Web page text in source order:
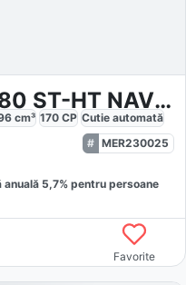
Mercedes-Benz C 180 ST-HT NAVI RWD
cm³ 170 CP Cutie automată
MER230025
anuală 5,7% pentru persoane
Favorite